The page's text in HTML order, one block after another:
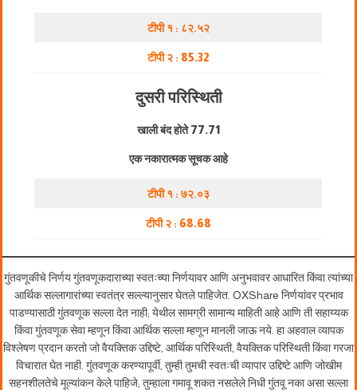
टीपी १ : ८२.५२
टीपी २ : 85.32
दुसरी परिस्थिती
खाली बंद होते77.71
एक नकारात्मक सूचक आहे
टीपी १ : ७२.०३
टीपी २ : 68.68
गुंतवणूकीचे निर्णय गुंतवणूकदाराच्या स्वतःच्या निर्णयावर आणि अनुभवावर आधारित किंवा त्यांच्या
आर्थिक सल्लागारांच्या स्वतंत्र सल्ल्यानुसार घेतले पाहिजेत. OXShare निर्णयांवर प्रभाव
पाडण्यासाठी गुंतवणूक सल्ला देत नाही; येथील सामग्री सामान्य माहिती आहे आणि ती सहाय्यक
किंवा गुंतवणूक सेवा म्हणून किंवा आर्थिक सल्ला म्हणून मानली जाऊ नये. हा अहवाल व्यापक
विश्लेषण प्रदान करतो जो वैयक्तिक उद्दिष्टे, आर्थिक परिस्थिती, वैयक्तिक परिस्थिती किंवा गरजा
विचारात घेत नाही. गुंतवणूक करण्यापूर्वी, तुम्ही तुमची स्वतःची व्यापार उद्दिष्टे आणि जोखीम
सहनशीलतेचे मूल्यांकन केले पाहिजे; तुम्हाला गमावू शकत नसलेले निधी गुंतवू नका असा सल्ला